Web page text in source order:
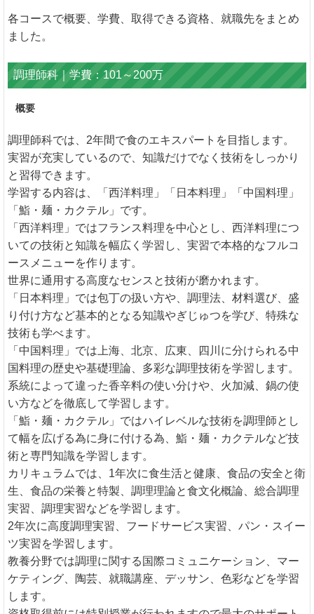
各コースで概要、学費、取得できる資格、就職先をまとめ
ました。
調理師科｜学費：101～200万
概要
調理師科では、2年間で食のエキスパートを目指します。
実習が充実しているので、知識だけでなく技術をしっかり
と習得できます。
学習する内容は、「西洋料理」「日本料理」「中国料理」
「鮨・麺・カクテル」です。
「西洋料理」ではフランス料理を中心とし、西洋料理につ
いての技術と知識を幅広く学習し、実習で本格的なフルコ
ースメニューを作ります。
世界に通用する高度なセンスと技術が磨かれます。
「日本料理」では包丁の扱い方や、調理法、材料選び、盛
り付け方など基本的となる知識やぎじゅつを学び、特殊な
技術も学べます。
「中国料理」では上海、北京、広東、四川に分けられる中
国料理の歴史や基礎理論、多彩な調理技術を学習します。
系統によって違った香辛料の使い分けや、火加減、鍋の使
い方などを徹底して学習します。
「鮨・麺・カクテル」ではハイレベルな技術を調理師とし
て幅を広げる為に身に付ける為、鮨・麺・カクテルなど技
術と専門知識を学習します。
カリキュラムでは、1年次に食生活と健康、食品の安全と衛
生、食品の栄養と特製、調理理論と食文化概論、総合調理
実習、調理実習などを学習します。
2年次に高度調理実習、フードサービス実習、パン・スイー
ツ実習を学習します。
教養分野では調理に関する国際コミュニケーション、マー
ケティング、陶芸、就職講座、デッサン、色彩などを学習
します。